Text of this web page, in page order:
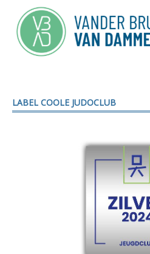
LABEL COOLE JUDOCLUB